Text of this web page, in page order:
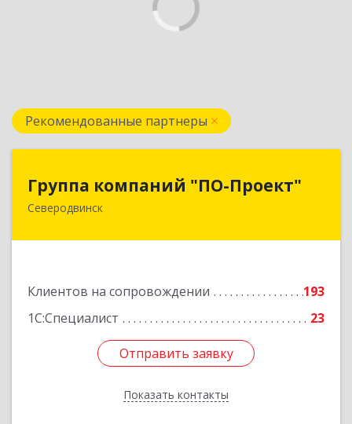
Рекомендованные партнеры
Группа компаний "ПО-Проект"
Северодвинск
Клиентов на сопровождении
193
1С:Специалист
23
Отправить заявку
Показать контакты
Группа компаний "ПО-Проект"
164500, Архангельская обл, Северодвинск г,
Отправить заявку
Назад